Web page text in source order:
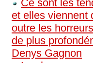
Ce sont les
et elles viennent
outre les
de plus
Denys Gagnon